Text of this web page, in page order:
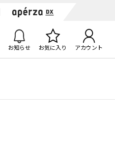
お知らせ お気に入り アカウント